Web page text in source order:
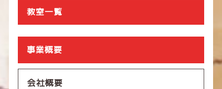
教室一覧
事業概要
会社概要